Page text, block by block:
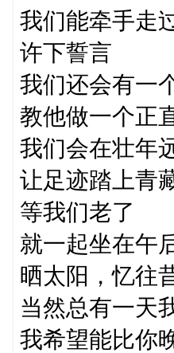
我们能牵手走
许下誓言
我们还会有一
教他做一个正
我们会在壮年
让足迹踏上青
等我们老了
就一起坐在午
晒太阳，忆往
当然总有一天
我希望能比你